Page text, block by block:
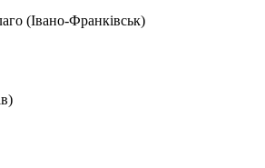
(Івано-Франківськ)